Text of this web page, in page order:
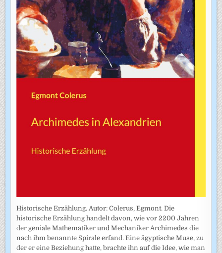
Historische Erzählung. Autor: Colerus, Egmont. Die
historische Erzählung handelt davon, wie vor 2200 Jahren
der geniale Mathematiker und Mechaniker Archimedes die
nach ihm benannte Spirale erfand. Eine ägyptische Muse, zu
der er eine Beziehung hatte, brachte ihn auf die Idee, wie man